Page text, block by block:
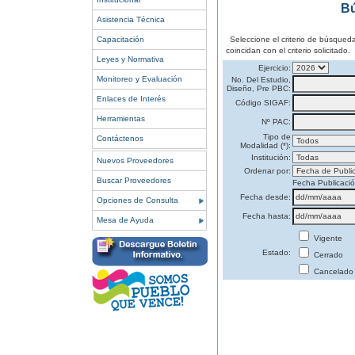
Asistencia Técnica
Capacitación
Leyes y Normativa
Monitoreo y Evaluación
Enlaces de Interés
Herramientas
Contáctenos
Nuevos Proveedores
Buscar Proveedores
Opciones de Consulta
Mesa de Ayuda
Seleccione el criterio de
coincidan con el criterio solicitado.
Ejercicio:
No. Del Estudio,
Diseño, Pre PBC:
Código SIGAF:
Nº PAC:
Tipo de
Modalidad (*):
Institución:
Ordenar por:
Fecha
Fecha desde:
Fecha hasta:
Estado:
Vigente
Cerrado
Cancelado